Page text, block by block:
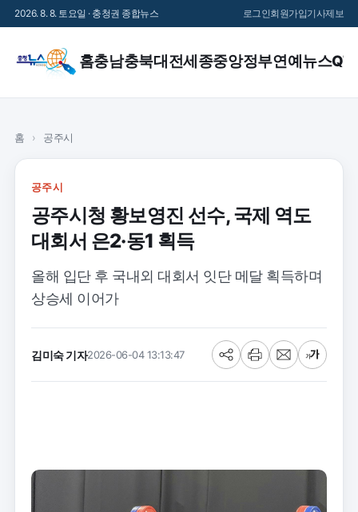
2026. 8. 8. 토요일 · 충청권 종합뉴스 로그인회원가입기사제보
홈충남충북대전세종중앙정부연예 뉴스
홈 › 공주시
공주시
공주시청 황보영진 선수, 국제 역도
대회서 은2·동1 획득
올해 입단 후 국내외 대회서 잇단 메달 획득하며
상승세 이어가
김미숙 기자2026-06-04 13:13:47
공
유
프
린
메
일
글
씨